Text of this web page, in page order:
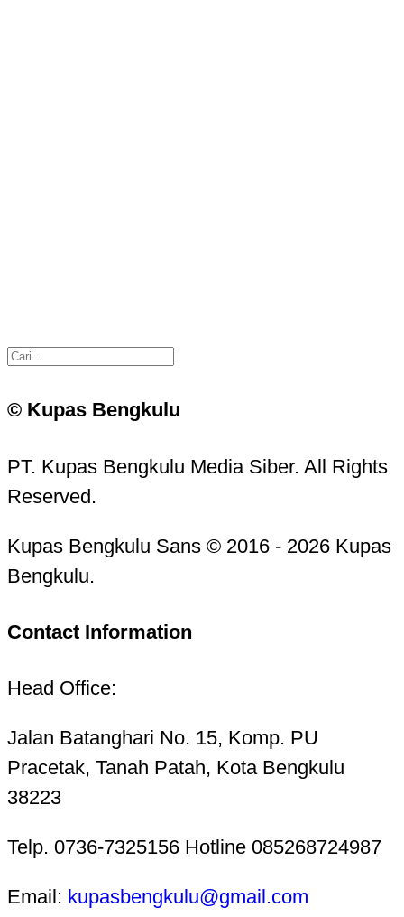
© Kupas Bengkulu
PT. Kupas Bengkulu Media Siber. All Rights
Reserved.
Kupas Bengkulu Sans © 2016 - 2026 Kupas
Bengkulu.
Contact Information
Head Office:
Jalan Batanghari No. 15, Komp. PU
Pracetak, Tanah Patah, Kota Bengkulu
38223
Telp. 0736-7325156 Hotline 085268724987
Email: kupasbengkulu@gmail.com